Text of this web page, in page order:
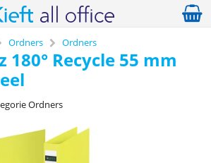
Ordners Ordners
180° Recycle 55 mm
Ordners